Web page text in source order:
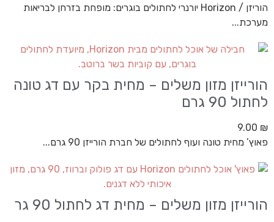
הוריזן / Horizon יורנרי לחתולים בוגרים: מופחת בזרחן לבריאות
מערכת...
הורייזן מזון משלים – מחית בקר עם דג טונה
לחתול 90 גרם
9.00 ₪
פאוץ’ מחית טונה ועוף לחתולים של חברת הורייזן 90 גרם...
הורייזן מזון משלים – מחית דג לחתול 90 גר